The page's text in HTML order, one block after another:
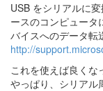
USB をシリアルに
ースのコンピュータ
バイスへのデータ転
http://
これを使えば良くな
やっぱり、シリアル